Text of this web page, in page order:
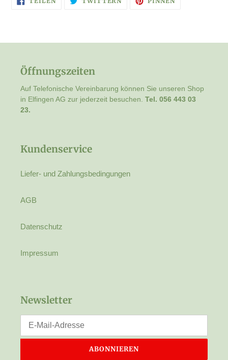
FACEBOOK
TWITTER
Öffnungszeiten
Auf Telefonische Vereinbarung können Sie unseren Shop
in Elfingen AG zur jederzeit besuchen. Tel. 056 443 03
23.
Kundenservice
Liefer- und Zahlungsbedingungen
AGB
Datenschutz
Impressum
Newsletter
ABONNIEREN